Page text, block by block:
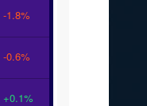
-1.8%
-0.6%
+0.1%